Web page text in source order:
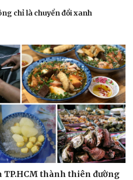
chỉ là chuyển đổi xanh
TP.HCM thành thiên đường